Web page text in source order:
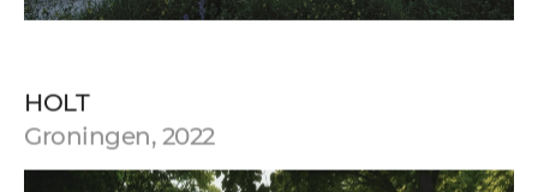
HOLT
Groningen, 2022